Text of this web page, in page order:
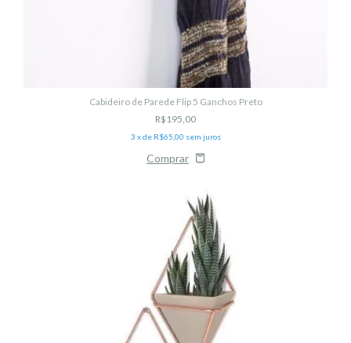
Cabideiro de Parede Flip 5 Ganchos Preto
R$195,00
3 x de R$65,00 sem juros